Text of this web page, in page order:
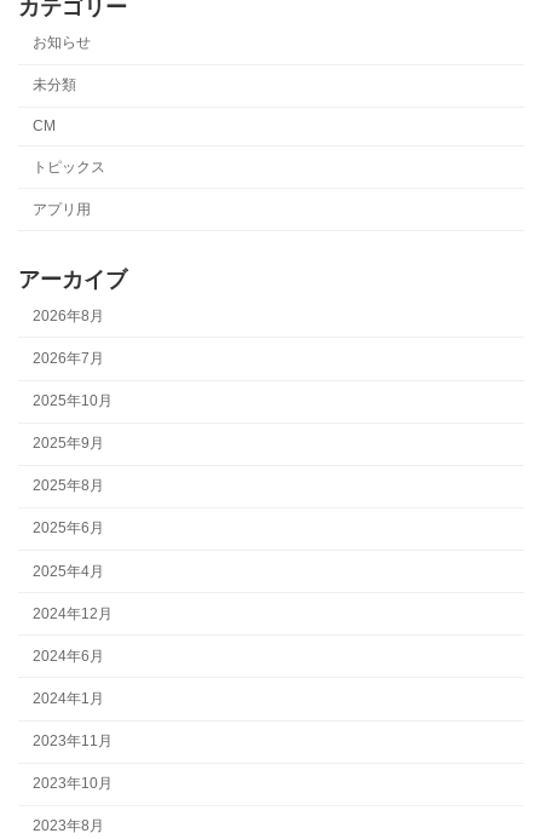
カテゴリー
お知らせ
未分類
CM
トピックス
アプリ用
アーカイブ
2026年8月
2026年7月
2025年10月
2025年9月
2025年8月
2025年6月
2025年4月
2024年12月
2024年6月
2024年1月
2023年11月
2023年10月
2023年8月